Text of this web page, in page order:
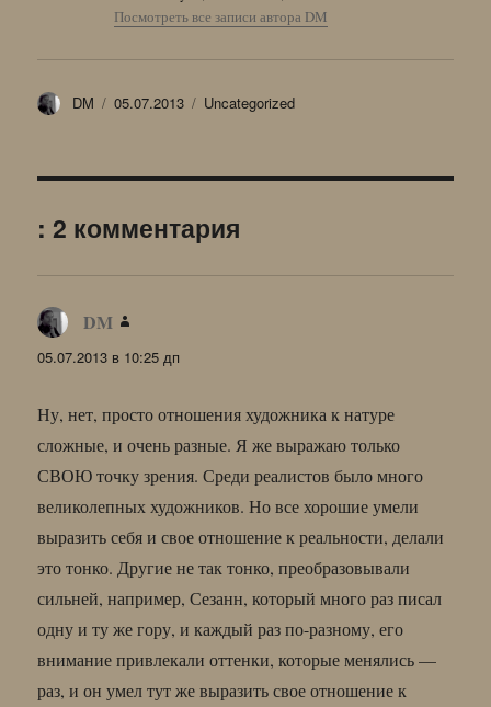
Посмотреть все записи автора DM
Автор
DM Опубликовано
05.07.2013 Рубрики
Uncategorized
: 2 комментария
DM
05.07.2013 в 10:25 дп
Ну, нет, просто отношения художника к натуре
сложные, и очень разные. Я же выражаю только
СВОЮ точку зрения. Среди реалистов было много
великолепных художников. Но все хорошие умели
выразить себя и свое отношение к реальности, делали
это тонко. Другие не так тонко, преобразовывали
сильней, например, Сезанн, который много раз писал
одну и ту же гору, и каждый раз по-разному, его
внимание привлекали оттенки, которые менялись —
раз, и он умел тут же выразить свое отношение к